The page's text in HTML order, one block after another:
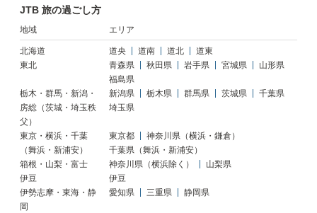
JTB 旅の過ごし方
地域 エリア
北海道 道央 道南 道北
道東
東北
青森県 秋田県 岩手県 宮城県
山形県
福島県
栃木・群馬・新潟・
房総（茨城・埼玉秩
父）
新潟県 栃木県 群馬県 茨城県
千葉県
埼玉県
東京・横浜・千葉
（舞浜・新浦安）
東京都
神奈川県（横浜・鎌倉）
千葉県（舞浜・新浦安）
箱根・山梨・富士
神奈川県（横浜除く）
山梨県
伊豆
伊豆
伊勢志摩・東海・静
岡
愛知県 三重県 静岡県